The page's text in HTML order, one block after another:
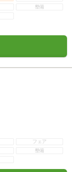
整備
フェア
整備